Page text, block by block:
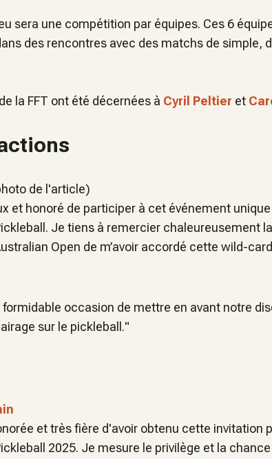
sera une compétition par équipes. Ces 6
des rencontres avec des matchs de simple,
la FFT ont été décernées à Cyril Peltier et
de l'article)
et honoré de participer à cet événement unique
Je tiens à remercier chaleureusement
Open de m’avoir accordé cette wild-
formidable occasion de mettre en avant notre
sur le pickleball."
et très fière d'avoir obtenu cette invitation
2025. Je mesure le privilège et la